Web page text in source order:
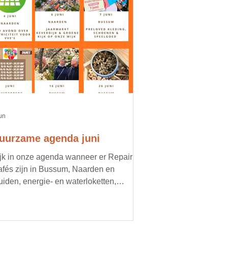
agenda juni
in onze agenda wanneer er Repair
zijn in Bussum, Naarden en
energie- en waterloketten,